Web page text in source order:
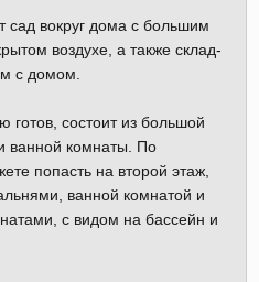
сад вокруг дома с большим
воздухе, а также склад-
с домом.
готов, состоит из большой
ванной комнаты. По
попасть на второй этаж,
ванной комнатой и
с видом на бассейн и